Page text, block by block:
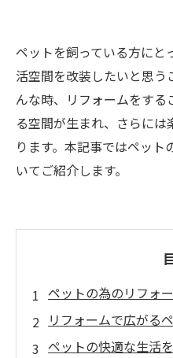
ペットを飼っている方にと
活空間を改装したいと思
んな時、リフォームをす
る空間が生まれ、さらに
ります。本記事ではペッ
いてご紹介します。
ペットの為のリフォ
リフォームで広がる
ペットの快適な生活